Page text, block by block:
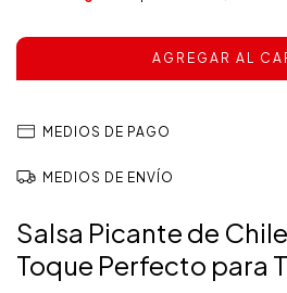
MEDIOS DE PAGO
MEDIOS DE ENVÍO
Salsa Picante de
Toque Perfecto para